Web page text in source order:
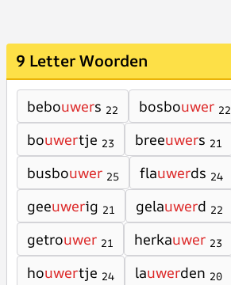
9 Letter Woorden
bebouwers 22 bosbouwer 22
bouwertje 23 breeuwers 21
busbouwer 25 flauwerds 24
geeuwerig 21 gelauwerd 22
getrouwer 21 herkauwer 23
houwertje 24 lauwerden 20